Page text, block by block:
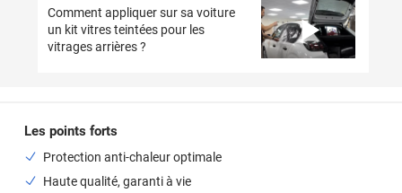
Comment appliquer sur sa voiture
un kit vitres teintées pour les
vitrages arrières ?
Les points forts
Protection anti-chaleur optimale
Haute qualité, garanti à vie